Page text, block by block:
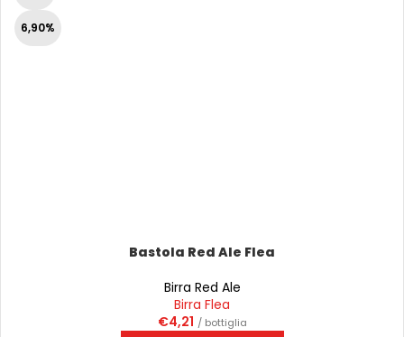
6,90%
Bastola Red Ale Flea
Birra Red Ale
Birra Flea
€4,21 / bottiglia